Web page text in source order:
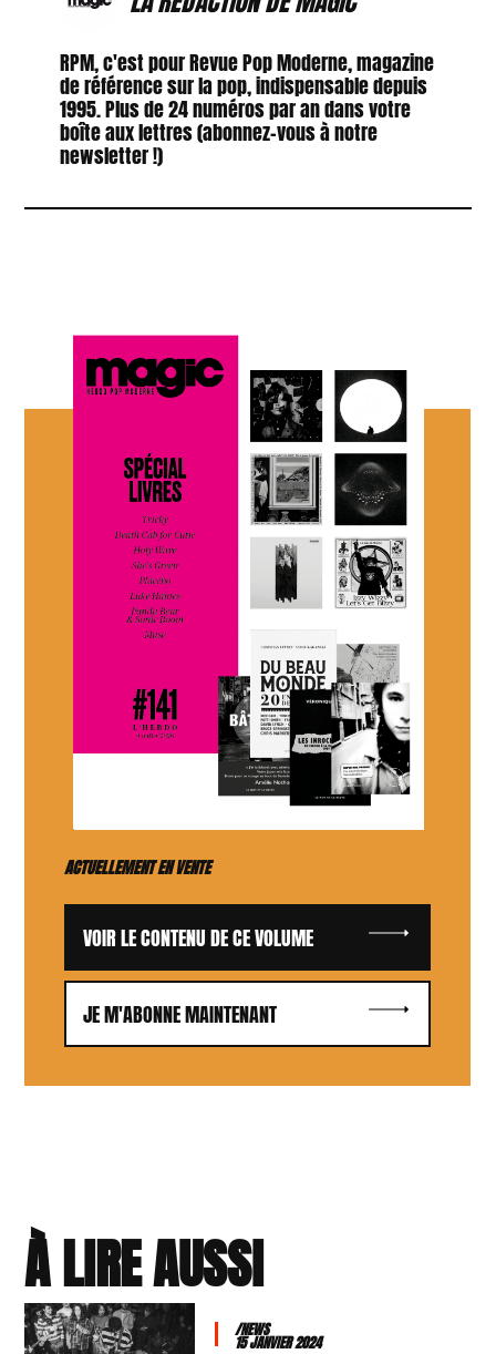
RPM, c'est pour Revue Pop Moderne, magazine
de référence sur la pop, indispensable depuis
1995. Plus de 24 numéros par an dans votre
boîte aux lettres (abonnez-vous à notre
newsletter !)
ACTUELLEMENT EN VENTE
VOIR LE CONTENU DE CE VOLUME
JE M'ABONNE MAINTENANT
À LIRE AUSSI
/NEWS
15 JANVIER 2024